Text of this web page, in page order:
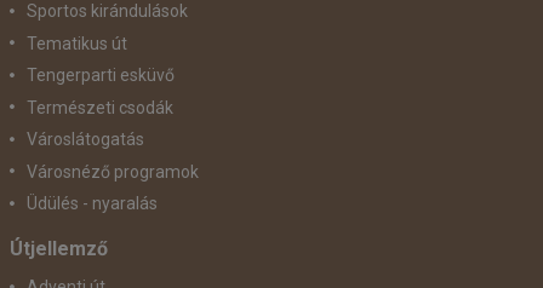
Sportos kirándulások
Tematikus út
Tengerparti esküvő
Természeti csodák
Városlátogatás
Városnéző programok
Üdülés - nyaralás
Útjellemző